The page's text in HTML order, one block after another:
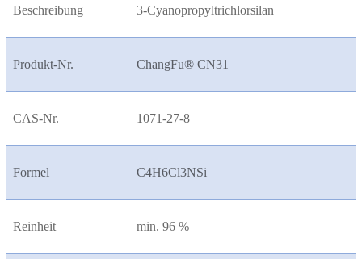
Beschreibung 3-Cyanopropyltrichlorsilan
Produkt-Nr. ChangFu® CN31
CAS-Nr. 1071-27-8
Formel C4H6Cl3NSi
Reinheit min. 96 %